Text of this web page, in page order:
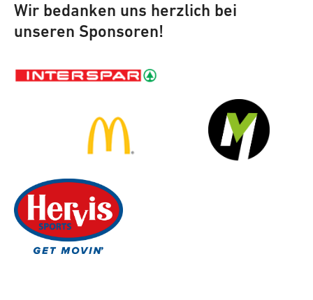
Wir bedanken uns herzlich bei
unseren Sponsoren!